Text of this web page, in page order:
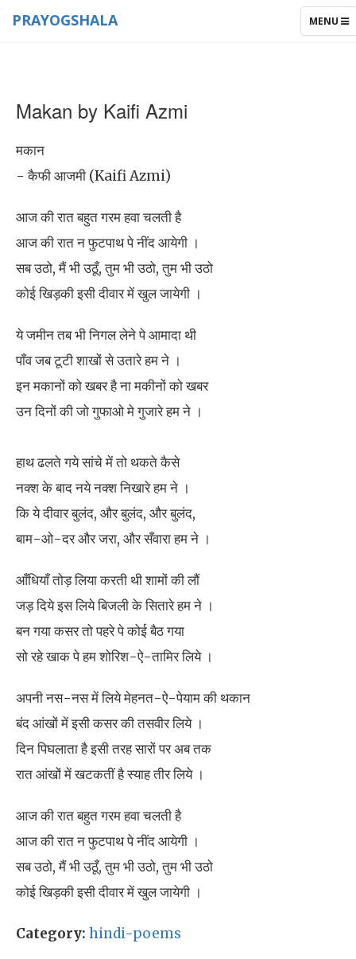
TOGGLE
MENU
PRAYOGSHALA
Makan by Kaifi Azmi
मकान
- कैफी आजमी (Kaifi Azmi)
आज की रात बहुत गरम हवा चलती है
आज की रात न फुटपाथ पे नींद आयेगी ।
सब उठो, मैं भी उठूँ, तुम भी उठो, तुम भी उठो
कोई खिड़की इसी दीवार में खुल जायेगी ।
ये जमीन तब भी निगल लेने पे आमादा थी
पाँव जब टूटी शाखों से उतारे हम ने ।
इन मकानों को खबर है ना मकीनों को खबर
उन दिनों की जो गुफाओ मे गुजारे हम ने ।
हाथ ढलते गये सांचे में तो थकते कैसे
नक्श के बाद नये नक्श निखारे हम ने ।
कि ये दीवार बुलंद, और बुलंद, और बुलंद,
बाम-ओ-दर और जरा, और सँवारा हम ने ।
आँधियाँ तोड़ लिया करती थी शामों की लौं
जड़ दिये इस लिये बिजली के सितारे हम ने ।
बन गया कसर तो पहरे पे कोई बैठ गया
सो रहे खाक पे हम शोरिश-ऐ-तामिर लिये ।
अपनी नस-नस में लिये मेहनत-ऐ-पेयाम की थकान
बंद आंखों में इसी कसर की तसवीर लिये ।
दिन पिघलाता है इसी तरह सारों पर अब तक
रात आंखों में खटकतीं है स्याह तीर लिये ।
आज की रात बहुत गरम हवा चलती है
आज की रात न फुटपाथ पे नींद आयेगी ।
सब उठो, मैं भी उठूँ, तुम भी उठो, तुम भी उठो
कोई खिड़की इसी दीवार में खुल जायेगी ।
Category: hindi-poems